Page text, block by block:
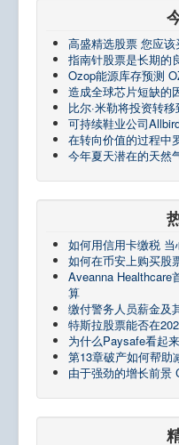
高盛精选股票 您应该
指南针股票是长期的
Ozop能源库存预测
造成全球芯片短缺的
比尔·米勒将投资转
可持续鞋业公司
在转向价值的过程中
今年夏天潜在的天然
如何用信用卡缴税 当
如何在币安上购买股
Aveanna Healthcare
算
缴付警务人员薪金及
特斯拉股票能否在
为什么Paysafe看起
第13章破产如何帮助
由于强劲的增长前景